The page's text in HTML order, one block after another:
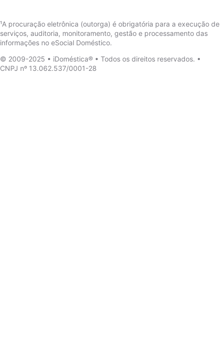
¹A procuração eletrônica (outorga) é obrigatória para a execução de
serviços, auditoria, monitoramento, gestão e processamento das
informações no eSocial Doméstico.
© 2009-2025 • iDoméstica® • Todos os direitos reservados. •
CNPJ nº 13.062.537/0001-28